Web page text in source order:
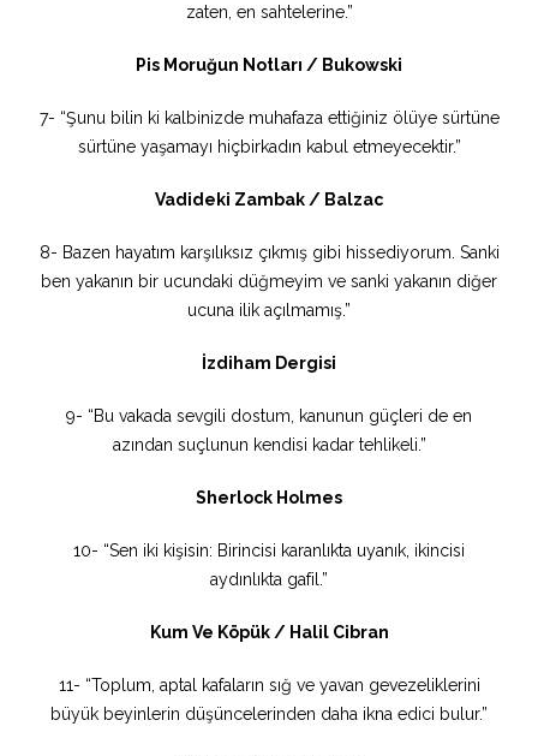
zaten, en sahtelerine.”
Pis Moruğun Notları / Bukowski
7- “Şunu bilin ki kalbinizde muhafaza ettiğiniz ölüye sürtüne
sürtüne yaşamayı hiçbirkadın kabul etmeyecektir.”
Vadideki Zambak / Balzac
8- Bazen hayatım karşılıksız çıkmış gibi hissediyorum. Sanki
ben yakanın bir ucundaki düğmeyim ve sanki yakanın diğer
ucuna ilik açılmamış.”
İzdiham Dergisi
9- “Bu vakada sevgili dostum, kanunun güçleri de en
azından suçlunun kendisi kadar tehlikeli.”
Sherlock Holmes
10- “Sen iki kişisin: Birincisi karanlıkta uyanık, ikincisi
aydınlıkta gafil.”
Kum Ve Köpük / Halil Cibran
11- “Toplum, aptal kafaların sığ ve yavan gevezeliklerini
büyük beyinlerin düşüncelerinden daha ikna edici bulur.”